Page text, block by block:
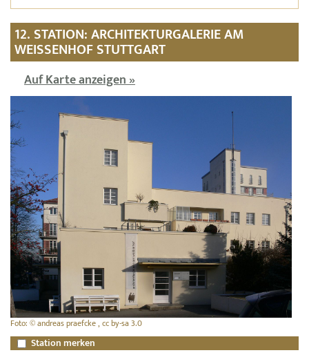
12. STATION: ARCHITEKTURGALERIE AM
WEISSENHOF STUTTGART
Auf Karte anzeigen »
Foto: © andreas praefcke , cc by-sa 3.0
Station merken